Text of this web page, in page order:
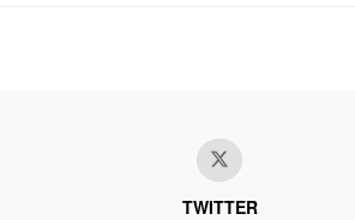
TWITTER